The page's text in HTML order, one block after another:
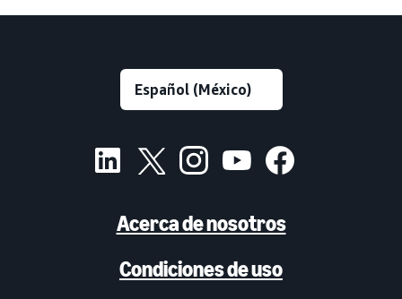
Acerca de nosotros
Condiciones de uso